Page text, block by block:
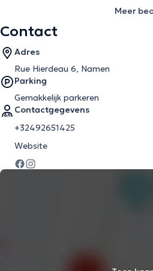
Meer
Contact
Adres
Rue Hierdeau 6, Namen
Parking
Gemakkelijk parkeren
Contactgegevens
+32492651425
Website